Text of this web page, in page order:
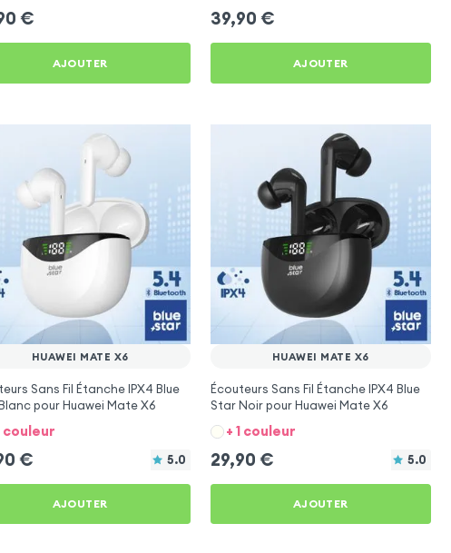
€
AJOUTER
39,90 €
AJOUTER
HUAWEI MATE X6
Sans Fil Étanche IPX4 Blue
pour Huawei Mate X6
couleur
€ 5.0
AJOUTER
HUAWEI MATE X6
Écouteurs Sans Fil Étanche IPX4 Blue
Star Noir pour Huawei Mate X6
+ 1 couleur
29,90 € 5.0
AJOUTER